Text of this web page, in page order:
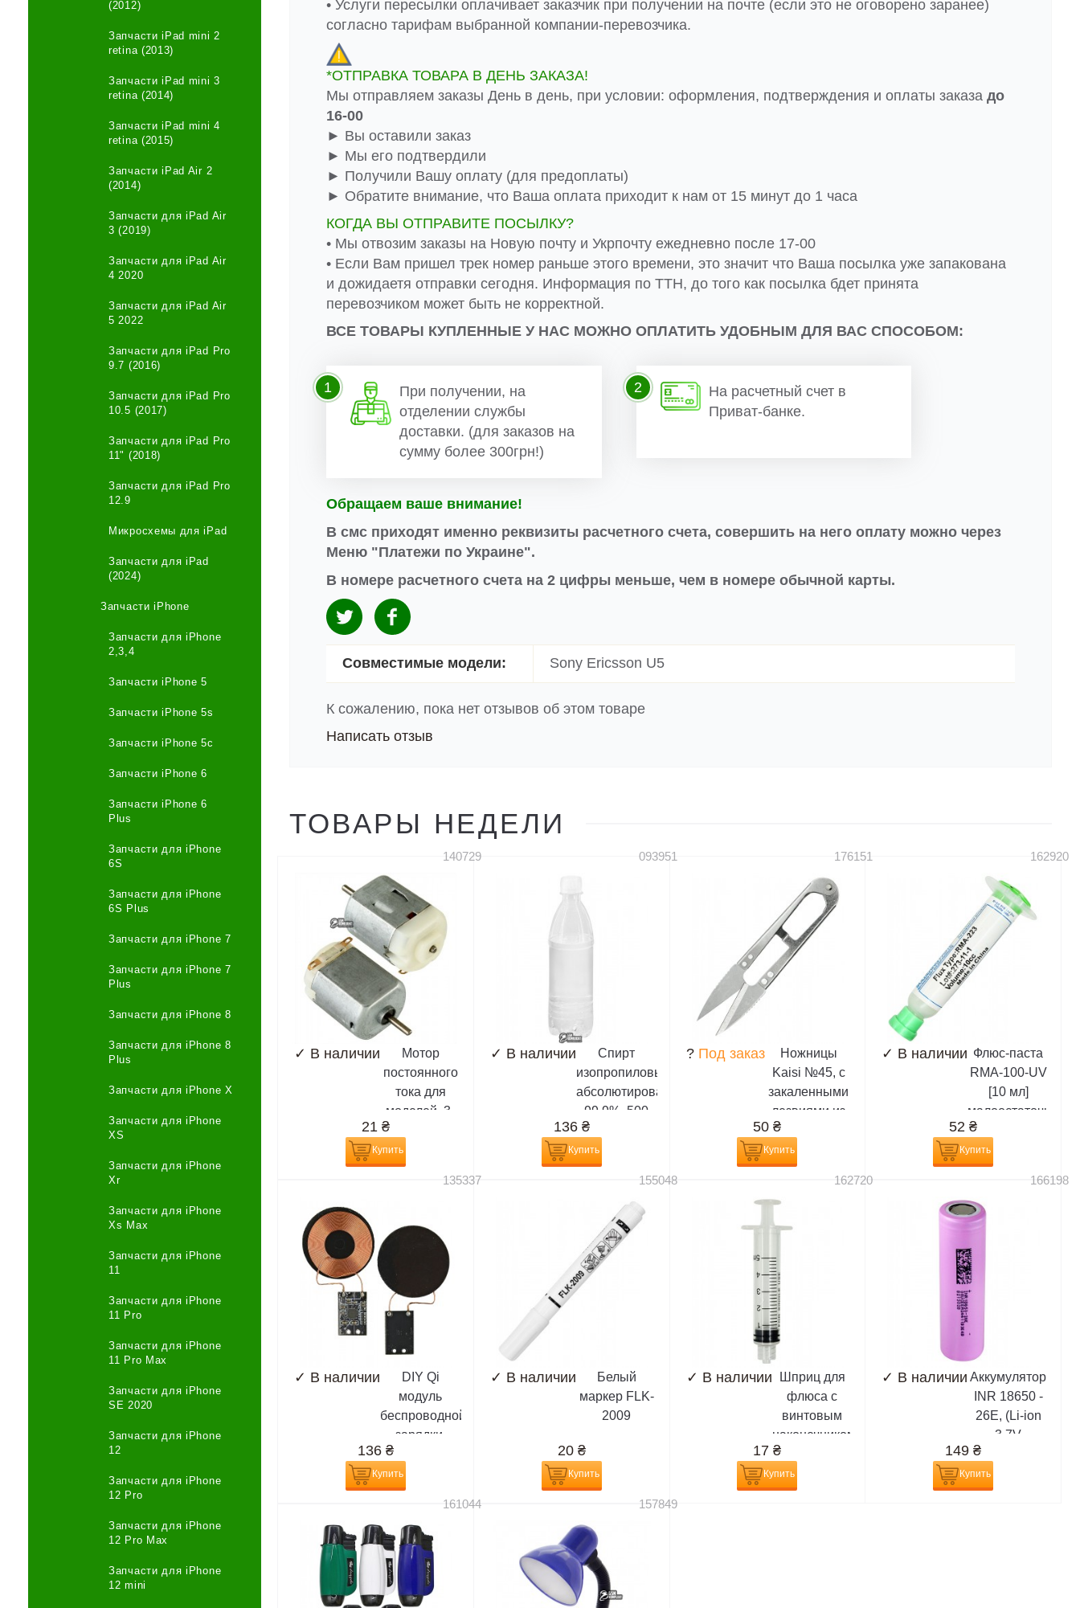
(2012)
Запчасти iPad mini 2
retina (2013)
Запчасти iPad mini 3
retina (2014)
Запчасти iPad mini 4
retina (2015)
Запчасти iPad Air 2
(2014)
Запчасти для iPad Air
3 (2019)
Запчасти для iPad Air
4 2020
Запчасти для iPad Air
5 2022
Запчасти для iPad Pro
9.7 (2016)
Запчасти для iPad Pro
10.5 (2017)
Запчасти для iPad Pro
11" (2018)
Запчасти для iPad Pro
12.9
Микросхемы для iPad
Запчасти для iPad
(2024)
Запчасти iPhone
Запчасти для iPhone
2,3,4
Запчасти iPhone 5
Запчасти iPhone 5s
Запчасти iPhone 5c
Запчасти iPhone 6
Запчасти iPhone 6
Plus
Запчасти для iPhone
6S
Запчасти для iPhone
6S Plus
Запчасти для iPhone 7
Запчасти для iPhone 7
Plus
Запчасти для iPhone 8
Запчасти для iPhone 8
Plus
Запчасти для iPhone X
Запчасти для iPhone
XS
Запчасти для iPhone
Xr
Запчасти для iPhone
Xs Max
Запчасти для iPhone
11
Запчасти для iPhone
11 Pro
Запчасти для iPhone
11 Pro Max
Запчасти для iPhone
SE 2020
Запчасти для iPhone
12
Запчасти для iPhone
12 Pro
Запчасти для iPhone
12 Pro Max
Запчасти для iPhone
12 mini
• Услуги пересылки оплачивает заказчик при получении на почте (если это не оговорено заранее)
согласно тарифам выбранной компании-перевозчика.
*ОТПРАВКА ТОВАРА В ДЕНЬ ЗАКАЗА!
Мы отправляем заказы День в день, при условии: оформления, подтверждения и оплаты заказа до
16-00
► Вы оставили заказ
► Мы его подтвердили
► Получили Вашу оплату (для предоплаты)
► Обратите внимание, что Ваша оплата приходит к нам от 15 минут до 1 часа
КОГДА ВЫ ОТПРАВИТЕ ПОСЫЛКУ?
• Мы отвозим заказы на Новую почту и Укрпочту ежедневно после 17-00
• Если Вам пришел трек номер раньше этого времени, это значит что Ваша посылка уже запакована
и дожидаетя отправки сегодня. Информация по ТТН, до того как посылка бдет принята
перевозчиком может быть не корректной.
ВСЕ ТОВАРЫ КУПЛЕННЫЕ У НАС МОЖНО ОПЛАТИТЬ УДОБНЫМ ДЛЯ ВАС СПОСОБОМ:
При получении, на
отделении службы
доставки. (для заказов на
сумму более 300грн!)
1
На расчетный счет в
Приват-банке.
2
Обращаем ваше внимание!
В смс приходят именно реквизиты расчетного счета, совершить на него оплату можно через
Меню "Платежи по Украине".
В номере расчетного счета на 2 цифры меньше, чем в номере обычной карты.
Совместимые модели: Sony Ericsson U5
К сожалению, пока нет отзывов об этом товаре
Написать отзыв
ТОВАРЫ НЕДЕЛИ
140729
✓ В наличии
Мотор
постоянного
тока для
моделей, 3-
21 ₴
Купить
093951
✓ В наличии
Спирт
изопропиловый,
абсолютированный
99,9%, 500
(химически
чистый)
136 ₴
Купить
176151
? Под заказ
Ножницы
Kaisi №45, с
закаленными
лезвиями из
высокоуглеродистой
стали (12,5
см,длина
лезвия 4,5)
50₴
Купить
162920
✓ В наличии Флюс-паста
RMA-100-UV
[10 мл]
малоостаточная,
разновидность
RMA-223
52₴
Купить
135337
✓ В наличии
DIY Qi
модуль
беспроводной
зарядки,
приемник
136 ₴
Купить
155048
✓ В наличии
Белый
маркер FLK-
2009
20 ₴
Купить
162720
✓ В наличии
Шприц для
флюса с
винтовым
наконечником
лок, объём 5
мл, под иглу
17₴
Купить
166198
✓ В наличии Аккумулятор
INR 18650 -
26E, (Li-ion
3.7V
2600mAh),
сиреневый
149₴
Купить
161044 157849